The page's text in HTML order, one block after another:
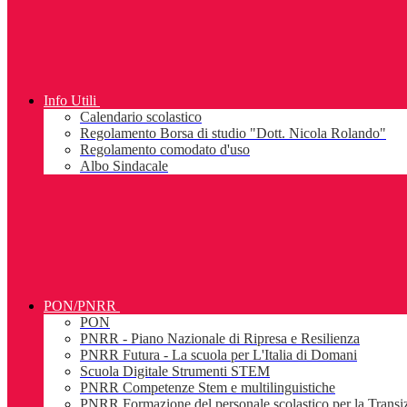
Info Utili
Calendario scolastico
Regolamento Borsa di studio "Dott. Nicola Rolando"
Regolamento comodato d'uso
Albo Sindacale
PON/PNRR
PON
PNRR - Piano Nazionale di Ripresa e Resilienza
PNRR Futura - La scuola per L'Italia di Domani
Scuola Digitale Strumenti STEM
PNRR Competenze Stem e multilinguistiche